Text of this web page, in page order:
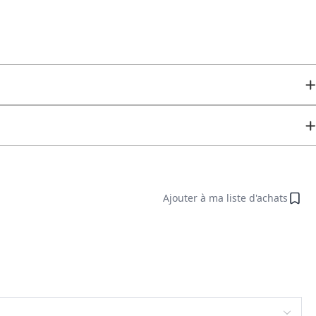
Ajouter à ma liste d'achats